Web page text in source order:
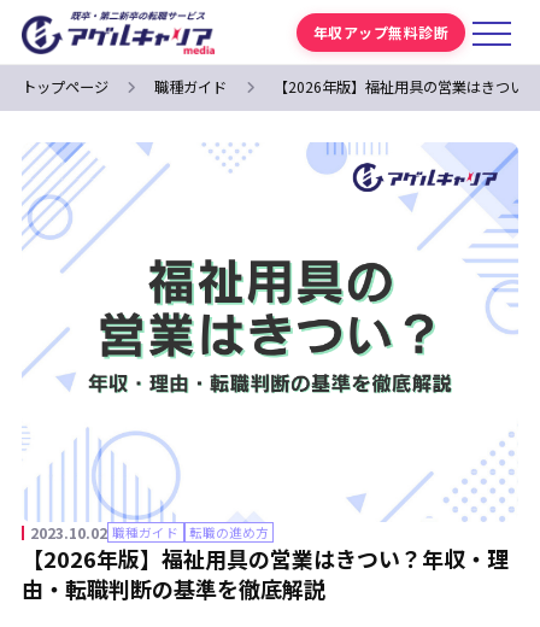
年収アップ無料診断
トップページ 職種ガイド 【2026年版】福祉用具の営業はきつい
2023.10.02 職種ガイド 転職の進め方
【2026年版】福祉用具の営業はきつい？年収・理
由・転職判断の基準を徹底解説